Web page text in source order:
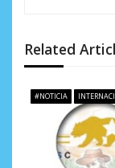
n
d
e
Related
#NOTICIA